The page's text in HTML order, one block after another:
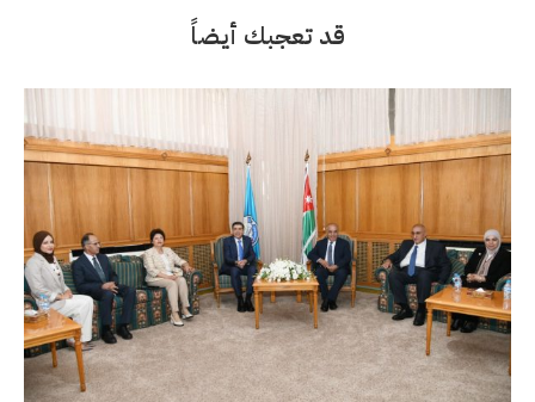
قد تعجبك أيضاً